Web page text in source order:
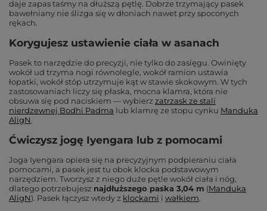
daje zapas taśmy na dłuższą pętlę. Dobrze trzymający pasek
bawełniany nie ślizga się w dłoniach nawet przy spoconych
rękach.
Korygujesz ustawienie ciała w asanach
Pasek to narzędzie do precyzji, nie tylko do zasięgu. Owinięty
wokół ud trzyma nogi równolegle, wokół ramion ustawia
łopatki, wokół stóp utrzymuje kąt w stawie skokowym. W tych
zastosowaniach liczy się płaska, mocna klamra, która nie
obsuwa się pod naciskiem — wybierz zatrzask ze stali
nierdzewnej Bodhi Padma lub klamrę ze stopu cynku Manduka
AligN.
Ćwiczysz jogę Iyengara lub z pomocami
Joga Iyengara opiera się na precyzyjnym podpieraniu ciała
pomocami, a pasek jest tu obok klocka podstawowym
narzędziem. Tworzysz z niego duże pętle wokół ciała i nóg,
dlatego potrzebujesz najdłuższego paska 3,04 m (Manduka
AligN). Pasek łączysz wtedy z klockami i wałkiem.